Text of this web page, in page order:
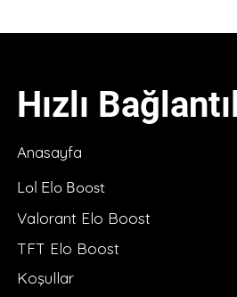
Hızlı
Anasayfa
Lol Elo Boost​
Valorant Elo Boost
TFT Elo Boost
Koşullar